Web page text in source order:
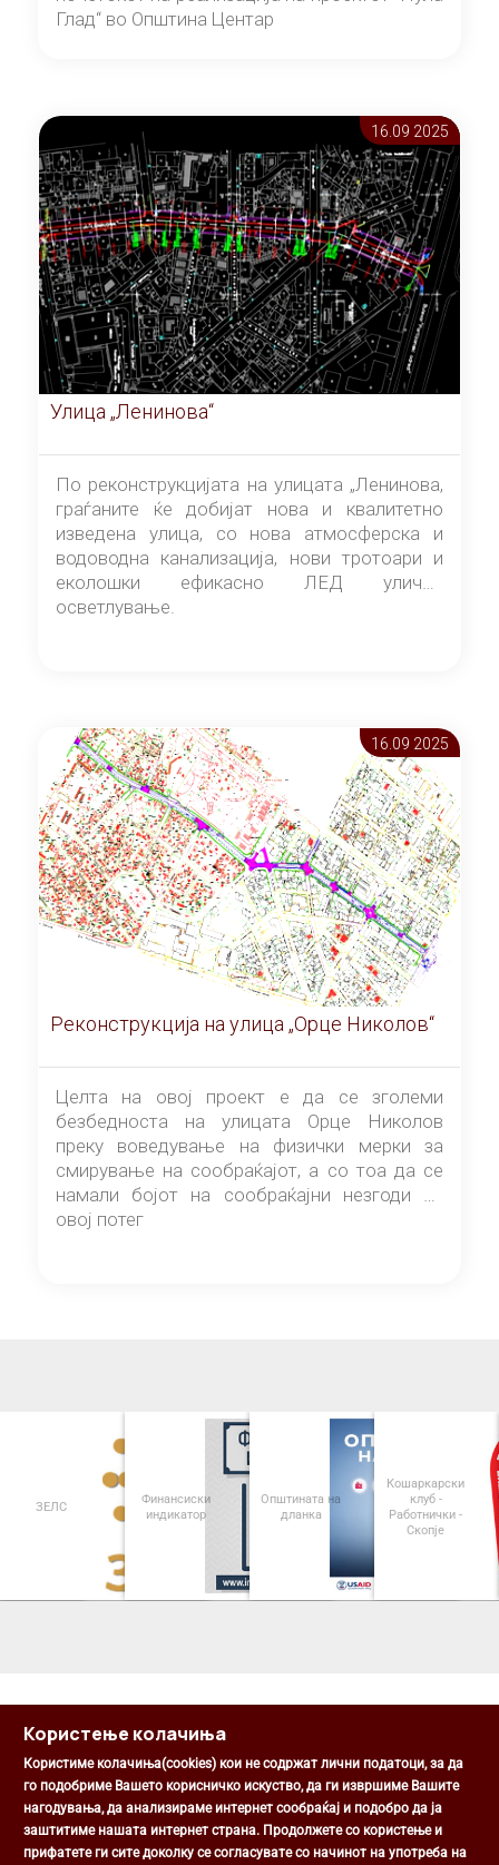
Глад“ во Општина Центар
16.09 2025
Улица „Ленинова“
По реконструкцијата на улицата „Ленинова,
граѓаните ќе добијат нова и квалитетно
изведена улица, со нова атмосферска и
водоводна канализација, нови тротоари и
еколошки ефикасно ЛЕД улично
осветлување.
16.09 2025
Реконструкција на улица „Орце Николов“
Целта на овој проект е да се зголеми
безбедноста на улицата Орце Николов
преку воведување на физички мерки за
смирување на сообраќајот, а со тоа да се
намали бојот на сообраќајни незгоди на
овој потег
ЗЕЛС
Финансиски
индикатор
Општината на
дланка
Кошаркарски
клуб -
Работнички -
Скопје
Општина Центар
Михаил Цоков бр. 1, Скопје
Користење колачиња
Користиме колачиња(cookies) кои не содржат лични податоци, за да
го подобриме Вашето корисничко искуство, да ги извршиме Вашите
нагодувања, да анализираме интернет сообраќај и подобро да ја
заштитиме нашата интернет страна. Продолжете со користење и
прифатете ги сите доколку се согласувате со начинот на употреба на